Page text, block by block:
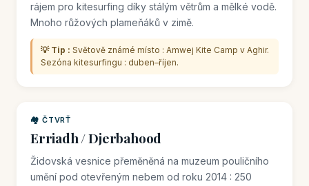
rájem pro kitesurfing díky stálým větrům a mělké vodě.
Mnoho růžových plameňáků v zimě.
💡 Tip : Světově známé místo : Amwej Kite Camp v Aghir.
Sezóna kitesurfingu : duben–říjen.
🏘️ ČTVRŤ
Erriadh / Djerbahood
Židovská vesnice přeměněná na muzeum pouličního
umění pod otevřeným nebem od roku 2014 : 250